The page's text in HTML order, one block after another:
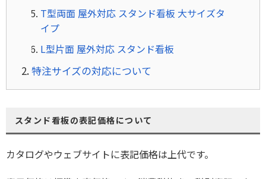
T型両面 屋外対応 スタンド看板 大サイズタ
イプ
L型片面 屋外対応 スタンド看板
特注サイズの対応について
スタンド看板の表記価格について
カタログやウェブサイトに表記価格は上代です。